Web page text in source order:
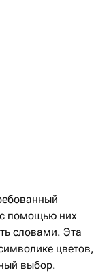
помощью них
словами. Эта
цветов,
выбор.